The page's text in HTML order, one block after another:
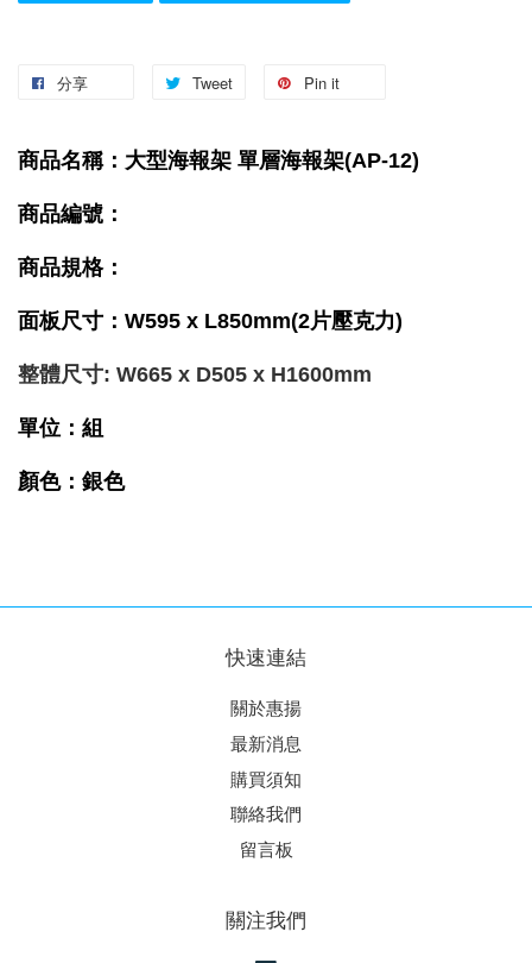
分享 Tweet Pin it
商品名稱：大型海報架 單層海報架(AP-12)
商品編號：
商品規格：
面板尺寸：W595 x L850mm(2片壓克力)
整體尺寸: W665 x D505 x H1600mm
單位：組
顏色：銀色
快速連結
關於惠揚
最新消息
購買須知
聯絡我們
留言板
關注我們